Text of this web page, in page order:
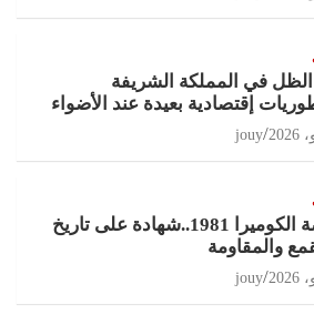
الظل في المملكة الشريفة
إقتصادية بعيدة عند الأضواء
jouy
انتفاضة الكوميرا 1981..شهادة على تاريخ
والمقاومة
jouy